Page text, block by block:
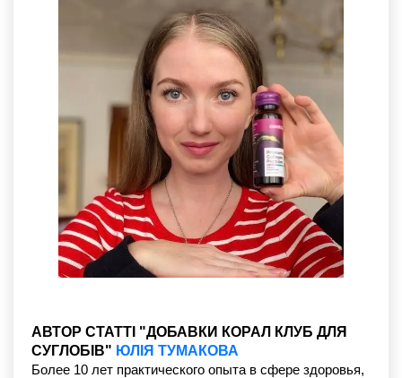
АВТОР СТАТТІ "ДОБАВКИ КОРАЛ КЛУБ ДЛЯ
СУГЛОБІВ" ЮЛІЯ ТУМАКОВА
Более 10 лет практического опыта в сфере здоровья,